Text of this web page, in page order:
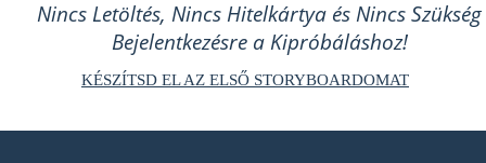
Nincs Letöltés, Nincs Hitelkártya és Nincs Szükség
Bejelentkezésre a Kipróbáláshoz!
KÉSZÍTSD EL AZ ELSŐ STORYBOARDOMAT